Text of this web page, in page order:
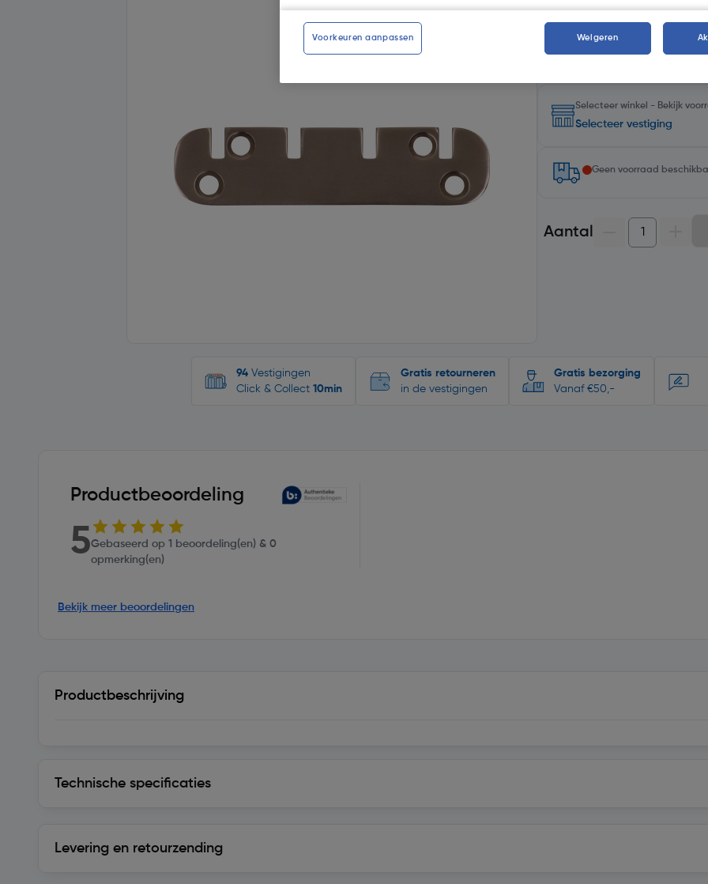
Kies productvariant(1)
Selecteer winkel - Bekijk
Selecteer vestiging
Geen voorraad
Aantal
94 Vestigingen
Click & Collect 10min
Gratis retourneren
in de vestigingen
Gratis bezorging
Vanaf €50,-
Productbeoordeling
5Gebaseerd op 1 beoordeling(en) & 0
opmerking(en)
Bekijk meer beoordelingen
Productbeschrijving
Technische specificaties
Levering en retourzending
Voorkeuren aanpassen Weigeren